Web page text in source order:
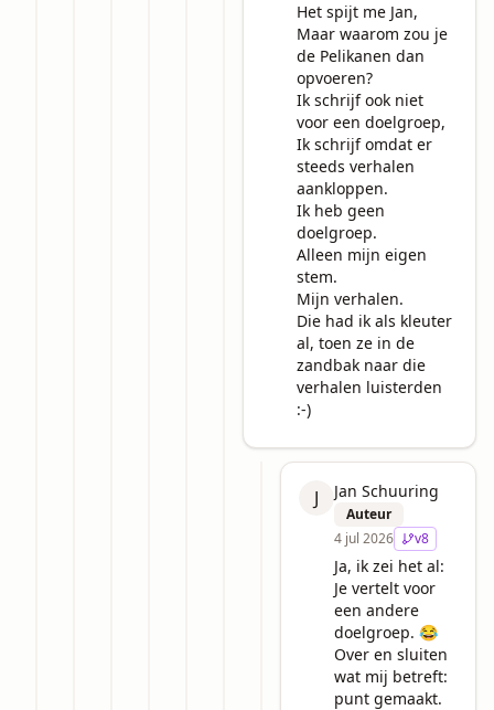
Het spijt me Jan,
Maar waarom zou je
de Pelikanen dan
opvoeren?
Ik schrijf ook niet
voor een doelgroep,
Ik schrijf omdat er
steeds verhalen
aankloppen.
Ik heb geen
doelgroep.
Alleen mijn eigen
stem.
Mijn verhalen.
Die had ik als kleuter
al, toen ze in de
zandbak naar die
verhalen luisterden
:-)
J Jan Schuuring
Auteur
4 jul 2026
v8
Ja, ik zei het al:
Je vertelt voor
een andere
doelgroep. 😂
Over en sluiten
wat mij betreft:
punt gemaakt.